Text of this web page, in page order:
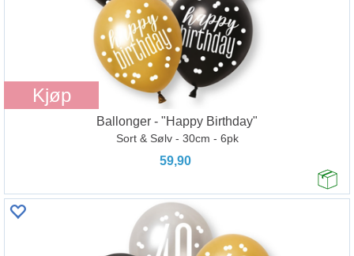
Kjøp
Ballonger - "Happy Birthday"
Sort & Sølv - 30cm - 6pk
59,90